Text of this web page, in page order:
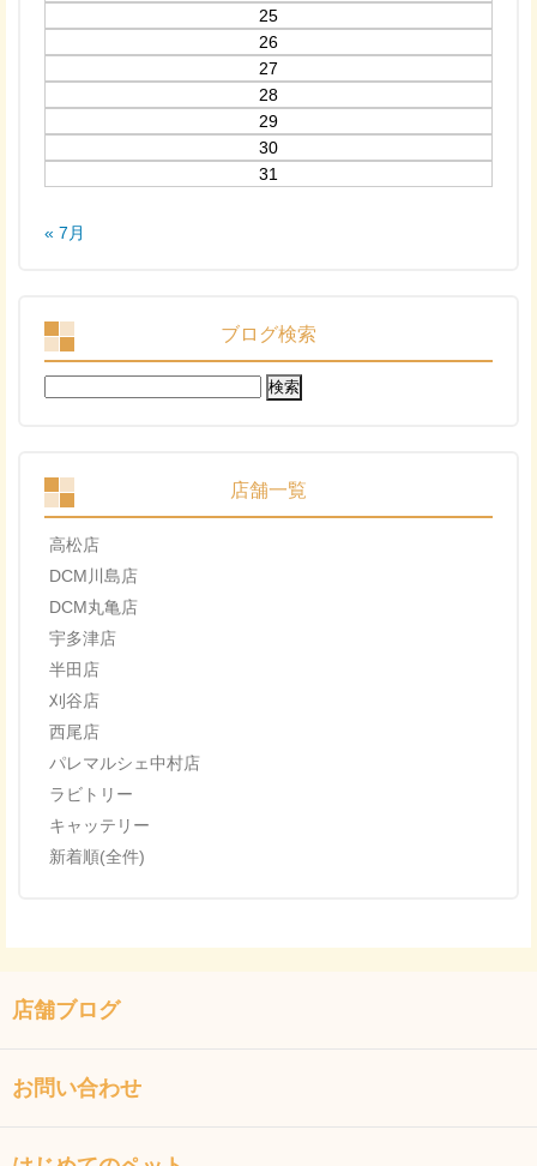
25
26
27
28
29
30
31
« 7月
ブログ検索
検
索:
店舗一覧
高松店
DCM川島店
DCM丸亀店
宇多津店
半田店
刈谷店
西尾店
パレマルシェ中村店
ラビトリー
キャッテリー
新着順(全件)
店舗ブログ
お問い合わせ